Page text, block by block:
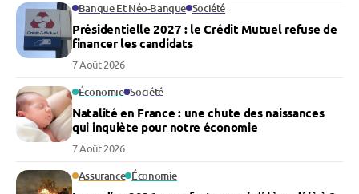
Banque Et Néo-Banque Société
Présidentielle 2027 : le Crédit Mutuel refuse de
financer les candidats
7 Août 2026
Économie Société
Natalité en France : une chute des naissances
qui inquiète pour notre économie
7 Août 2026
Assurance Économie